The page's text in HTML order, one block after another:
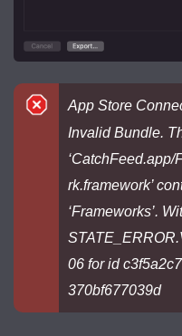
App Store
Invalid Bundle.
rk.framework’
‘Frameworks’.
06 for id
370bf677039d